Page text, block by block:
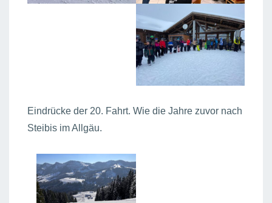
Eindrücke der 20. Fahrt. Wie die Jahre zuvor nach
Steibis im Allgäu.